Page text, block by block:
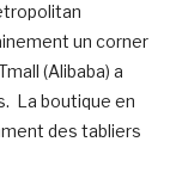
un corner
(Alibaba) a
La boutique en
des tabliers